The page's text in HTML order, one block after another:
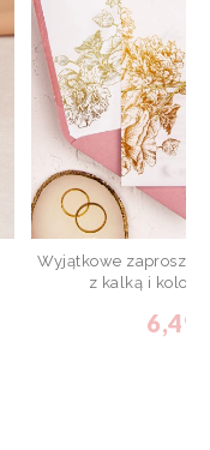
Wyjątkowe
z kalką i
6,49